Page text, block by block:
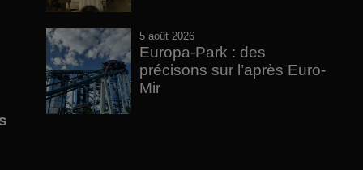
5 août 2026
Europa-Park : des
précisons sur l’après Euro-
Mir